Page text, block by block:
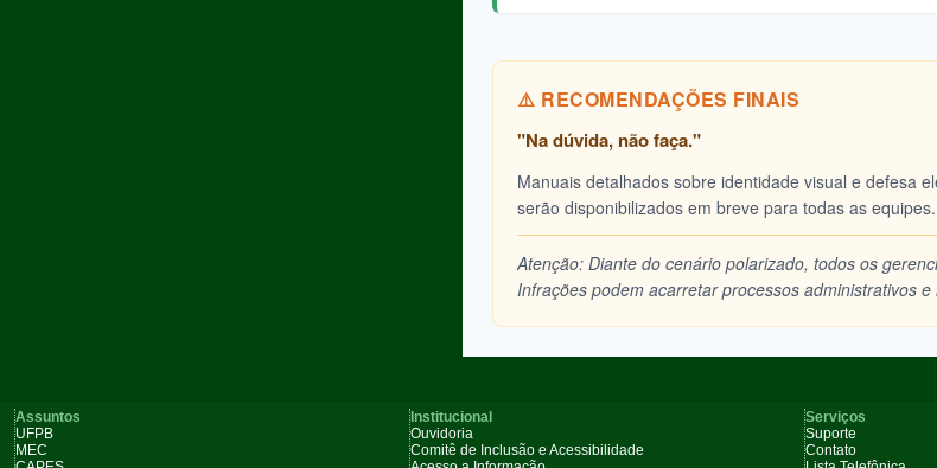
⚠️ RECOMENDAÇÕES FINAIS
"Na dúvida, não faça."
Manuais detalhados sobre identidade visual e defesa
serão disponibilizados em breve para todas as equipes.
Atenção: Diante do cenário polarizado, todos os
Infrações podem acarretar processos administrativos e
Assuntos
UFPB
MEC
Institucional
Ouvidoria
Comitê de Inclusão e Acessibilidade
Serviços
Suporte
Contato